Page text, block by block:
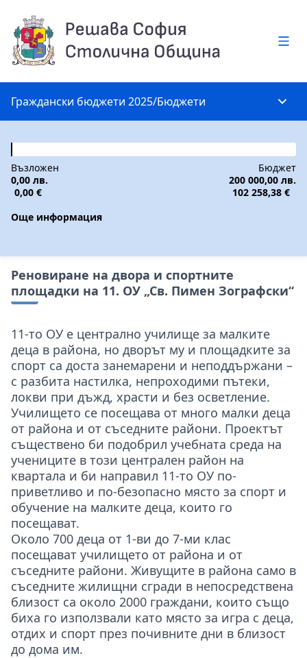
Граждански бюджети 2025/Бюджети
Възложен
0,00 лв.
0,00 €
Бюджет
200 000,00 лв.
102 258,38 €
Още информация
Реновиране на двора и спортните
площадки на 11. ОУ „Св. Пимен Зографски“
11-то ОУ е централно училище за малките
деца в района, но дворът му и площадките за
спорт са доста занемарени и неподдържани –
с разбита настилка, непроходими пътеки,
локви при дъжд, храсти и без осветление.
Училището се посещава от много малки деца
от района и от съседните райони. Проектът
съществено би подобрил учебната среда на
учениците в този централен район на
квартала и би направил 11-то ОУ по-
приветливо и по-безопасно място за спорт и
обучение на малките деца, които го
посещават.
Около 700 деца от 1-ви до 7-ми клас
посещават училището от района и от
съседните райони. Живущите в района само в
съседните жилищни сгради в непосредствена
близост са около 2000 граждани, които също
биха го използвали като място за игра с деца,
отдих и спорт през почивните дни в близост
до дома им.